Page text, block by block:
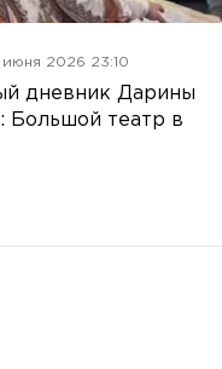
июня 2026 23:10
дневник Дарины
Большой театр в